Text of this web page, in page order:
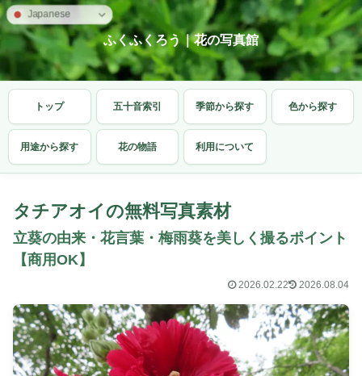
ふくふくろう｜花の写真館
トップ 五十音索引 季節から探す 色から探す
用途から探す 花の物語 利用について
タチアオイの無料写真素材
立葵の由来・花言葉・梅雨葵を美しく撮るポイント
【商用OK】
2026.02.22 2026.08.04
Japanese